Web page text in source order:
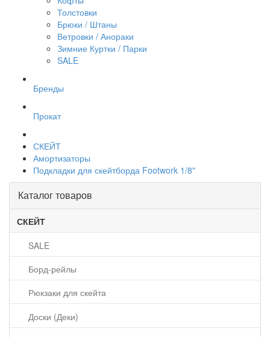
Толстовки
Брюки / Штаны
Ветровки / Анораки
Зимние Куртки / Парки
SALE
Бренды
Прокат
СКЕЙТ
Амортизаторы
Подкладки для скейтборда Footwork 1/8"
Каталог товаров
СКЕЙТ
SALE
Борд-рейлы
Рюкзаки для скейта
Доски (Деки)